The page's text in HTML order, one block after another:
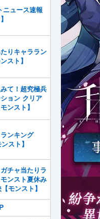
ニュース速報
りキャララン
スト】
て！超究極兵
ョン クリア
ンスト】
ンキング
スト】
チャ当たりラ
ンスト夏休み
モンスト】